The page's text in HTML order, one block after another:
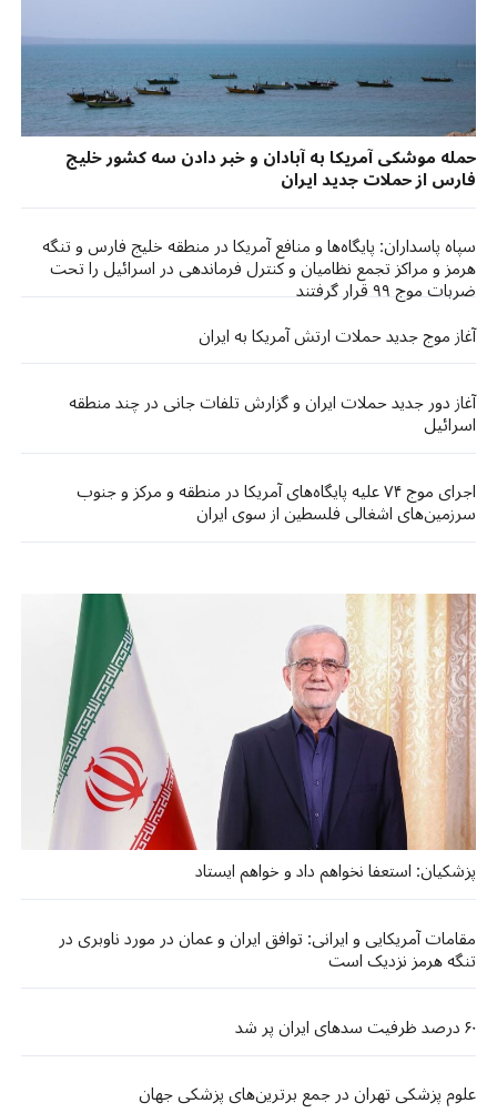
حمله موشکی آمریکا به آبادان و خبر دادن سه کشور خلیج
فارس از حملات جدید ایران
سپاه پاسداران: پایگاه‌ها و منافع آمریکا در منطقه خلیج فارس و تنگه
هرمز و مراکز تجمع نظامیان و کنترل فرماندهی در اسرائیل را تحت
ضربات موج ۹۹ قرار گرفتند
آغاز موج جدید حملات ارتش آمریکا به ایران
آغاز دور جدید حملات ایران و گزارش تلفات جانی در چند منطقه
اسرائیل
اجرای موج ۷۴ علیه پایگاه‌های آمریکا در منطقه و مرکز و جنوب
سرزمین‌های اشغالی فلسطین از سوی ایران
پزشکیان: استعفا نخواهم داد و خواهم ایستاد
مقامات آمریکایی و ایرانی: توافق ایران و عمان در مورد ناوبری در
تنگه هرمز نزدیک است
۶۰ درصد ظرفیت سدهای ایران پر شد
علوم پزشکی تهران در جمع برترین‌های پزشکی جهان